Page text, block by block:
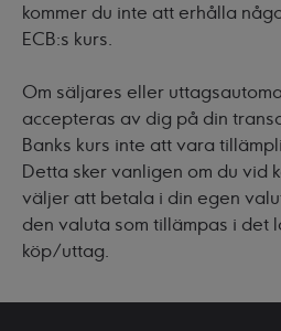
kommer du inte att erhålla
ECB:s kurs.
Om säljares eller
accepteras av dig på din
Banks kurs inte att vara
Detta sker vanligen om du
väljer att betala i din egen
den valuta som tillämpas i det
köp/uttag.